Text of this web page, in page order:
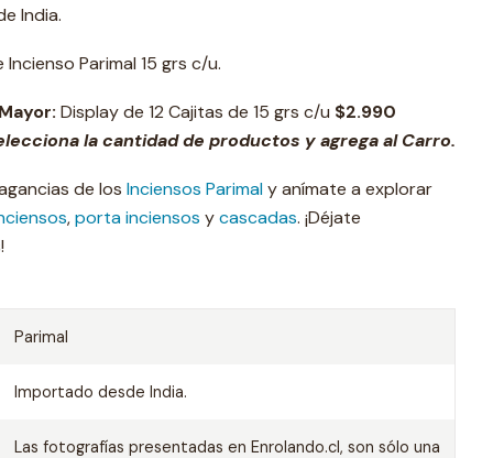
India.
Parimal 15 grs c/u.
Display de 12 Cajitas de 15 grs c/u $2.990
la cantidad de productos y agrega al Carro.
de los Inciensos Parimaly anímate a explorar
,porta inciensos ycascadas. ¡Déjate
Parimal
Importado desde India.
Las fotografías presentadas en Enrolando.cl, son sólo una